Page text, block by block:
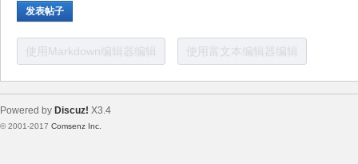
发表帖子
使用Markdown编辑器编辑 使用富文本编辑器编辑
Powered by Discuz! X3.4
© 2001-2017 Comsenz Inc.